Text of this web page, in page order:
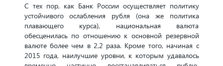
С тех пор, как Банк России осуществляет политику
устойчивого ослабления рубля (она же политика
плавающего курса), национальная валюта
обесценилась по отношению к основной резервной
валюте более чем в 2,2 раза. Кроме того, начиная с
2015 года, наилучшие уровни, к которым удавалось